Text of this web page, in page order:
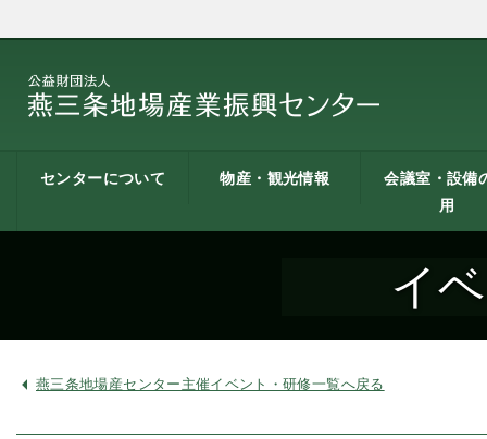
センターについて 物産・観光情報
会議室・設備
用
にあたって
イ
燕三条地場産センター主催イベント・研修一覧へ戻る